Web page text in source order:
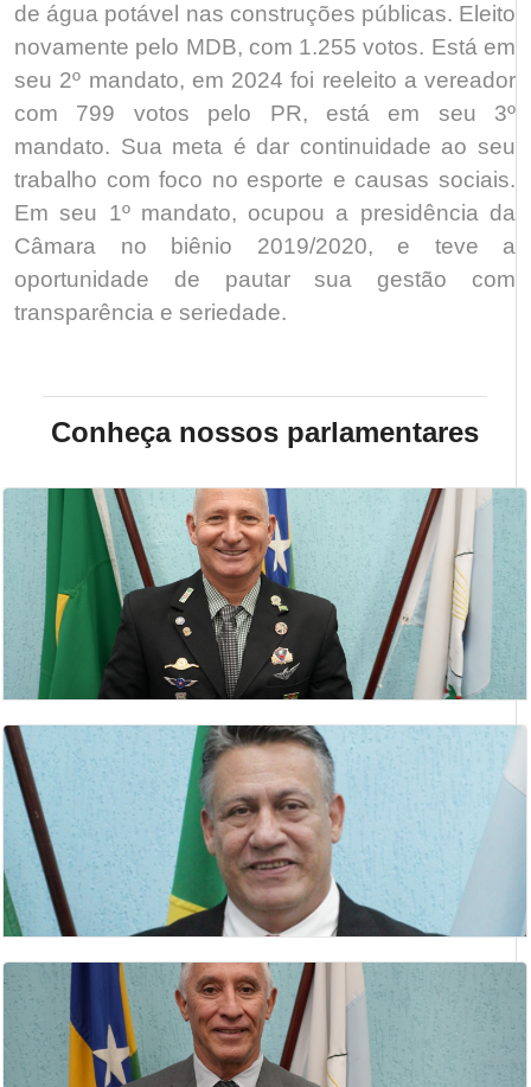
de água potável nas construções públicas. Eleito
novamente pelo MDB, com 1.255 votos. Está em
seu 2º mandato, em 2024 foi reeleito a vereador
com 799 votos pelo PR, está em seu 3º
mandato. Sua meta é dar continuidade ao seu
trabalho com foco no esporte e causas sociais.
Em seu 1º mandato, ocupou a presidência da
Câmara no biênio 2019/2020, e teve a
oportunidade de pautar sua gestão com
transparência e seriedade.
Conheça nossos parlamentares
ANÍSIO PEREIRA
2 Secretario
CLÁUDIO SILVA LIMA
vereador